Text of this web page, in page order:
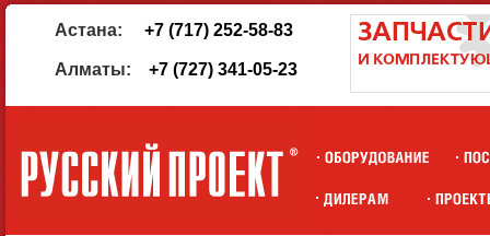
Астана: +7 (717) 252-58-83
Алматы: +7 (727) 341-05-23